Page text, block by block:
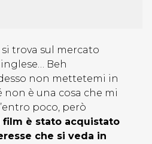
si trova sul mercato
Beh
non mettetemi in
non è una cosa che mi
poco, però
è stato acquistato
che si veda in